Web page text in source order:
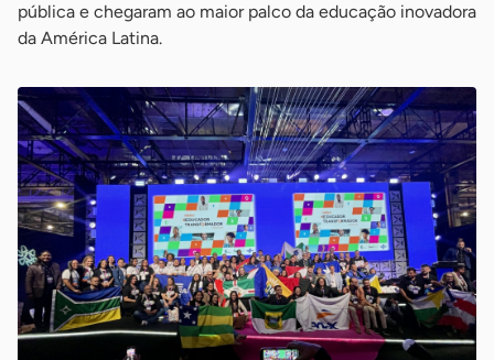
pública e chegaram ao maior palco da educação inovadora
da América Latina.